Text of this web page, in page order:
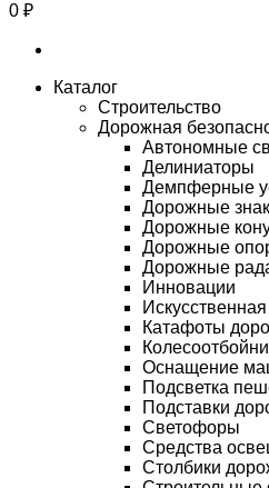
0 ₽
Каталог
Строительство
Дорожная
Автономные
Делиниаторы
Демпферные
Дорожные
Дорожные
Дорожные
Дорожные
Инновации
Катафоты
Оснащение
Подсветка
Подставки
Светофоры
Средства
Столбики